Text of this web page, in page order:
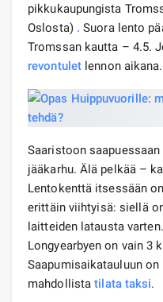
pikkukaupungista
Oslosta) . Suora lento
Tromssan kautta – 4.5.
revontulet lennon aikana.
Saaristoon
jääkarhu. Älä pelkää –
Lentokenttä itsessään
erittäin viihtyisä: siellä
laitteiden latausta
Longyearbyen on vain 3
Saapumisaikatauluun
mahdollistatilata taksi.